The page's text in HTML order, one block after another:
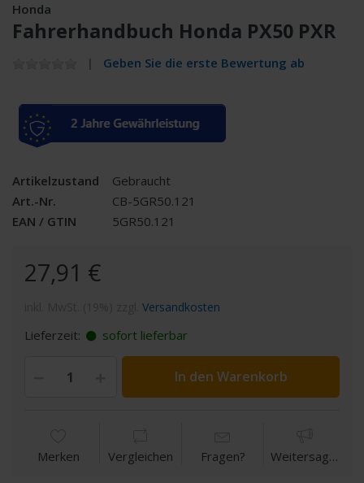
Honda
Fahrerhandbuch Honda PX50 PXR
Geben Sie die erste Bewertung ab
Artikelzustand
Gebraucht
Art.-Nr.
CB-5GR50.121
EAN / GTIN
5GR50.121
27,91 €
Versandkosten
Lieferzeit: sofort lieferbar
In den Warenkorb
Merken Vergleichen Fragen? Weitersagen